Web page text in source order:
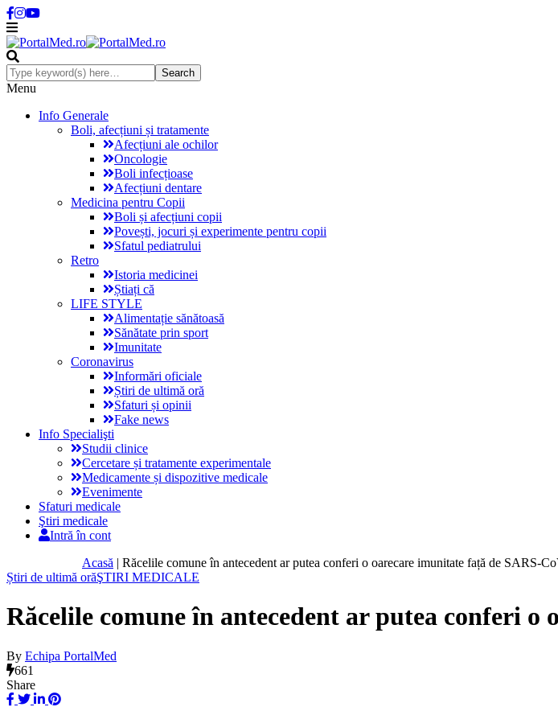
Menu
Info Generale
Boli, afecțiuni și tratamente
Afecțiuni ale ochilor
Oncologie
Boli infecțioase
Afecțiuni dentare
Medicina pentru Copii
Boli și afecțiuni copii
Povești, jocuri și experimente pentru copii
Sfatul pediatrului
Retro
Istoria medicinei
Știați că
LIFE STYLE
Alimentație sănătoasă
Sănătate prin sport
Imunitate
Coronavirus
Informări oficiale
Știri de ultimă oră
Sfaturi și opinii
Fake news
Info Specialişti
Studii clinice
Cercetare și tratamente experimentale
Medicamente și dispozitive medicale
Evenimente
Sfaturi medicale
Ştiri medicale
Intră în cont
Acasă | Răcelile comune în antecedent ar putea conferi o oarecare imunitate față de SARS-
Știri de ultimă orăŞTIRI MEDICALE
Răcelile comune în antecedent ar putea conferi o
By Echipa PortalMed
661
Share